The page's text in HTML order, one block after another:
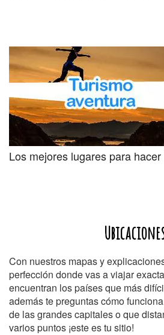
Los mejores lugares para
Con nuestros mapas y
perfección donde vas a viajar
encuentran los países que más
además te preguntas cómo
de las grandes capitales o que
varios puntos ¡este es tu sitio!